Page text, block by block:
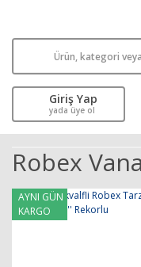
Giriş Yap
yada üye ol
Robex
AYNI GÜN
KARGO